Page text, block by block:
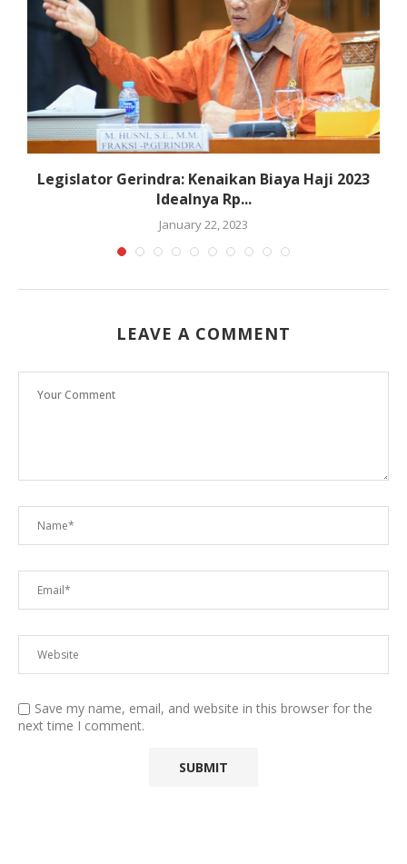
Legislator Gerindra: Kenaikan Biaya Haji 2023
Idealnya Rp...
January 22, 2023
LEAVE A COMMENT
Save my name, email, and website in this browser for the
next time I comment.